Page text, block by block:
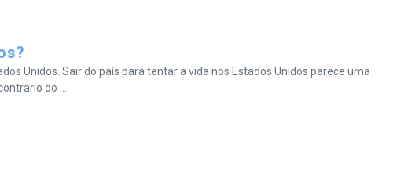
Unidos. Sair do país para tentar a vida nos Estados Unidos parece uma
do ...